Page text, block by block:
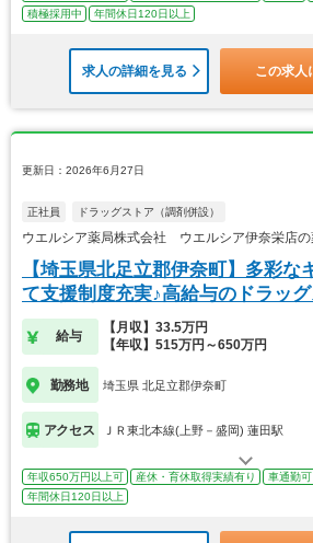
積極採用中
年間休日120日以上
求人の詳細を見る この求人
更新日：2026年6月27日
正社員 ドラッグストア（調剤併設）
ウエルシア薬局株式会社 ウエルシア伊奈栄店の
【埼玉県北足立郡伊奈町】多彩な
て支援制度充実♪高給与のドラッ
給与
【月収】33.5万円
【年収】515万円～650万円
勤務地 埼玉県 北足立郡伊奈町
アクセス ＪＲ東北本線(上野－盛岡) 蓮田駅
年収650万円以上可 産休・育休取得実績有り 車通勤可
年間休日120日以上